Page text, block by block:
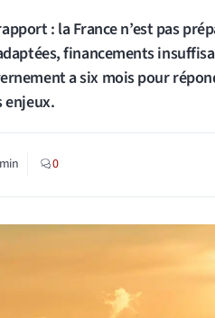
: la France n’est pas
financements
a six mois pour
enjeux.
min 0